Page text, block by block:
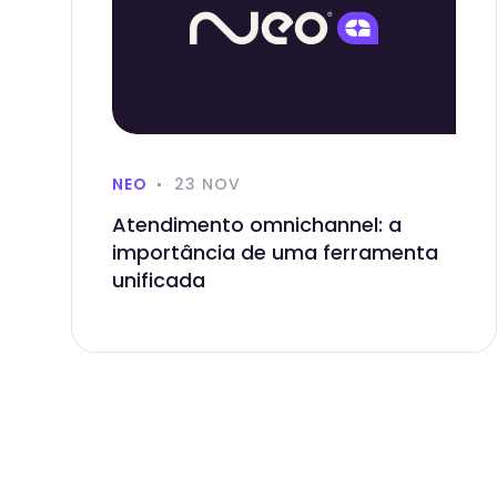
NEO 23 NOV
Atendimento omnichannel: a
importância de uma ferramenta
unificada